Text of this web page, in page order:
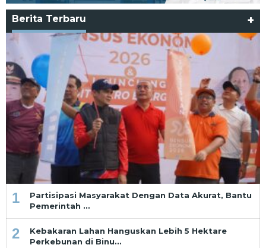
Berita Terbaru +
1
Partisipasi Masyarakat Dengan Data Akurat, Bantu
Pemerintah …
2
Kebakaran Lahan Hanguskan Lebih 5 Hektare
Perkebunan di Binu…